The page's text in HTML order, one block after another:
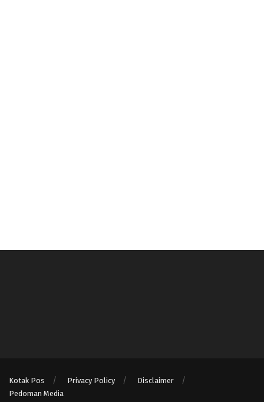
Kotak Pos Privacy Policy
Disclaimer
Pedoman Media